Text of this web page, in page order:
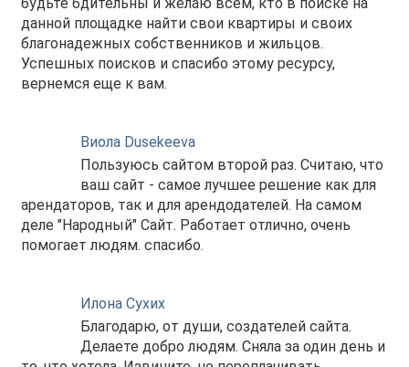
данной площадке найти свои квартиры и своих
благонадежных собственников и жильцов.
Успешных поисков и спасибо этому ресурсу,
вернемся еще к вам.
Виола Dusekeeva
Пользуюсь сайтом второй раз. Считаю, что
ваш сайт - самое лучшее решение как для
арендаторов, так и для арендодателей. На самом
деле "Народный" Сайт. Работает отлично, очень
помогает людям. спасибо.
Илона Сухих
Благодарю, от души, создателей сайта.
Делаете добро людям. Сняла за один день и